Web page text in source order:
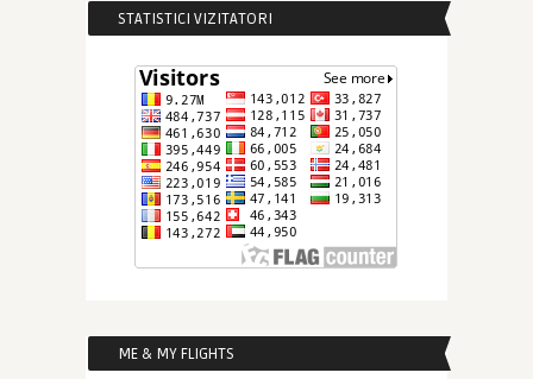
STATISTICI VIZITATORI
ME & MY FLIGHTS